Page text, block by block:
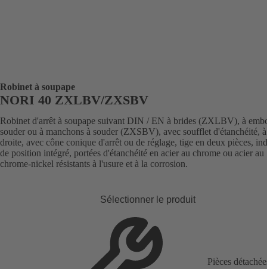
Robinet à soupape
NORI 40 ZXLBV/ZXSBV
Robinet d'arrêt à soupape suivant DIN / EN à brides (ZXLBV), à
souder ou à manchons à souder (ZXSBV), avec soufflet d'étanchéité,
droite, avec cône conique d'arrêt ou de réglage, tige en deux pièces,
de position intégré, portées d'étanchéité en acier au chrome ou acier au
chrome-nickel résistants à l'usure et à la corrosion.
Sélectionner le produit
Pièces